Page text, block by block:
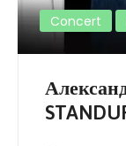
Concert